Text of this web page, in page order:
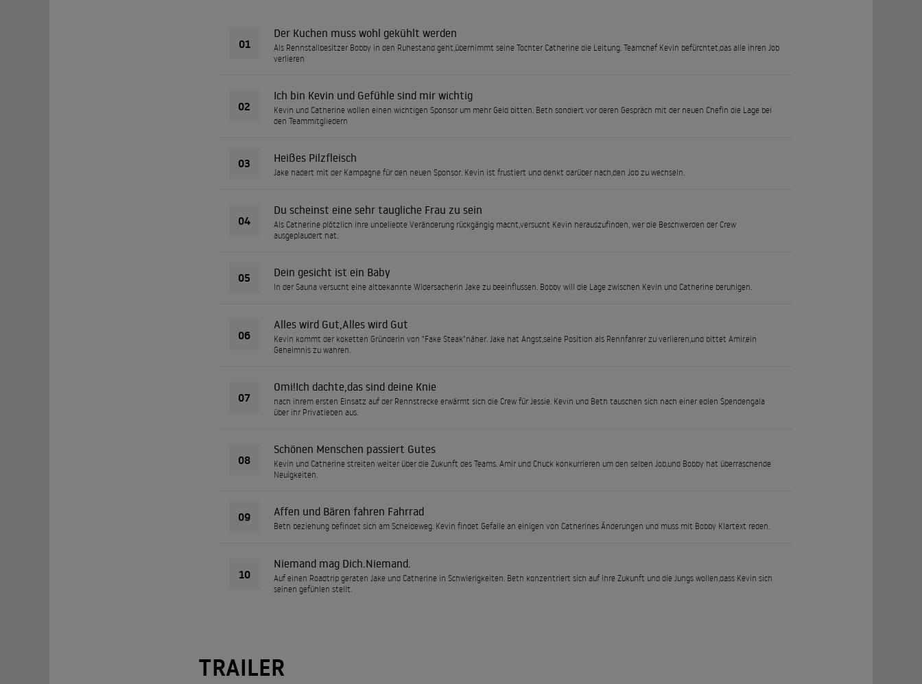
01
Der Kuchen muss wohl gekühlt werden
Als Rennstallbesitzer Bobby in den Ruhestand geht,übernimmt seine Tochter Catherine die Leitung. Teamchef Kevin befürchtet,das alle ihren Job
verlieren
02
Ich bin Kevin und Gefühle sind mir wichtig
Kevin und Catherine wollen einen wichtigen Sponsor um mehr Geld bitten. Beth sondiert vor deren Gespräch mit der neuen Chefin die Lage bei
den Teammitgliedern
03 Heißes Pilzfleisch
Jake hadert mit der Kampagne für den neuen Sponsor. Kevin ist frustiert und denkt darüber nach,den Job zu wechseln.
04
Du scheinst eine sehr taugliche Frau zu sein
Als Catherine plötzlich ihre unbeliebte Veränderung rückgängig macht,versucht Kevin herauszufinden, wer die Beschwerden der Crew
ausgeplaudert hat.
05 Dein gesicht ist ein Baby
In der Sauna versucht eine altbekannte Widersacherin Jake zu beeinflussen. Bobby will die Lage zwischen Kevin und Catherine beruhigen.
06
Alles wird Gut,Alles wird Gut
Kevin kommt der koketten Gründerin von "Fake Steak"näher. Jake hat Angst,seine Position als Rennfahrer zu verlieren,und bittet Amir,ein
Geheimnis zu wahren.
07
Omi!Ich dachte,das sind deine Knie
nach ihrem ersten Einsatz auf der Rennstrecke erwärmt sich die Crew für Jessie. Kevin und Beth tauschen sich nach einer edlen Spendengala
über ihr Privatleben aus.
08
Schönen Menschen passiert Gutes
Kevin und Catherine streiten weiter über die Zukunft des Teams. Amir und Chuck konkurrieren um den selben Job,und Bobby hat überraschende
Neuigkeiten.
09 Affen und Bären fahren Fahrrad
Beth beziehung befindet sich am Scheideweg. Kevin findet Gefalle an einigen von Catherines Änderungen und muss mit Bobby Klartext reden.
10
Niemand mag Dich.Niemand.
Auf einen Roadtrip geraten Jake und Catherine in Schwierigkeiten. Beth konzentriert sich auf ihre Zukunft und die Jungs wollen,dass Kevin sich
seinen gefühlen stellt.
TRAILER